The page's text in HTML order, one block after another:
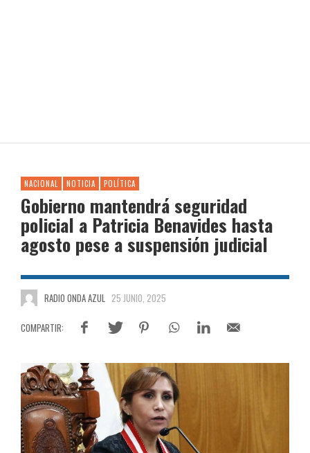
NACIONAL NOTICIA POLÍTICA
Gobierno mantendrá seguridad
policial a Patricia Benavides hasta
agosto pese a suspensión judicial
RADIO ONDA AZUL 25 JUNIO, 2025